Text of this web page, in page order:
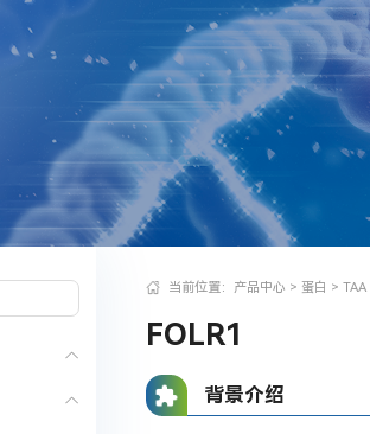
当前位置： 产品中心 > 蛋白 >TAA
FOLR1
背景介绍